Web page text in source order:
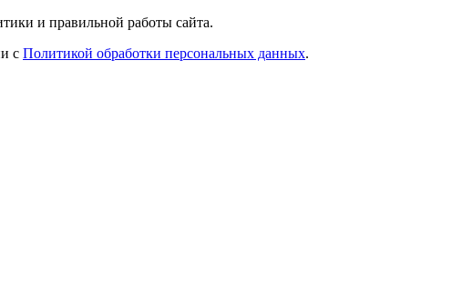
и правильной работы сайта.
с Политикой обработки персональных данных.